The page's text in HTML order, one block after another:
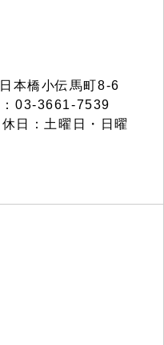
本橋小伝馬町8-6
03-3661-7539
日：土曜日・日曜